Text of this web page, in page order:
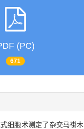
(PC)
671
细胞术测定了杂交马褂